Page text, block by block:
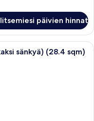
päivien hinnat
jossa on kaksi
sänkyä) (28.4 sqm)